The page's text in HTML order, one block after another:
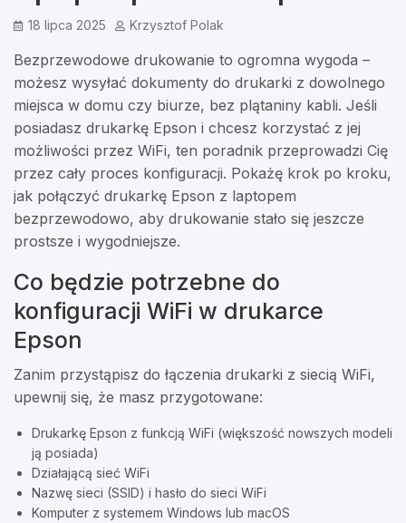
18 lipca 2025 Krzysztof Polak
Bezprzewodowe drukowanie to ogromna wygoda –
możesz wysyłać dokumenty do drukarki z dowolnego
miejsca w domu czy biurze, bez plątaniny kabli. Jeśli
posiadasz drukarkę Epson i chcesz korzystać z jej
możliwości przez WiFi, ten poradnik przeprowadzi Cię
przez cały proces konfiguracji. Pokażę krok po kroku,
jak połączyć drukarkę Epson z laptopem
bezprzewodowo, aby drukowanie stało się jeszcze
prostsze i wygodniejsze.
Co będzie potrzebne do
konfiguracji WiFi w drukarce
Epson
Zanim przystąpisz do łączenia drukarki z siecią WiFi,
upewnij się, że masz przygotowane:
Drukarkę Epson z funkcją WiFi (większość nowszych modeli
ją posiada)
Działającą sieć WiFi
Nazwę sieci (SSID) i hasło do sieci WiFi
Komputer z systemem Windows lub macOS